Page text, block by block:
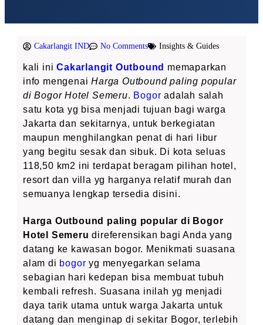
Cakarlangit IND No Comments Insights & Guides
kali iniCakarlangit Outbound memaparkan
info mengenaiHarga Outbound paling popular
di Bogor Hotel Semeru. Bogor adalah salah
satu kota yg bisa menjadi tujuan bagi warga
Jakarta dan sekitarnya, untuk berkegiatan
maupun menghilangkan penat di hari libur
yang begitu sesak dan sibuk. Di kota seluas
118,50 km2 ini terdapat beragam pilihan hotel,
resort dan villa yg harganya relatif murah dan
semuanya lengkap tersedia disini.
Harga Outbound paling popular di Bogor
Hotel Semeru direferensikan bagi Anda yang
datang ke kawasan bogor. Menikmati suasana
alam di bogor yg menyegarkan selama
sebagian hari kedepan bisa membuat tubuh
kembali refresh. Suasana inilah yg menjadi
daya tarik utama untuk warga Jakarta untuk
datang dan menginap di sekitar Bogor, terlebih